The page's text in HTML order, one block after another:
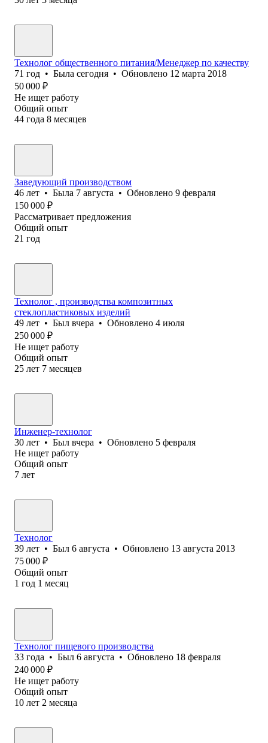
Технолог общественного питания/Менеджер по качеству
71 год • Была сегодня • Обновлено 12 марта 2018
50 000 ₽
Не ищет работу
Общий опыт
44 года 8 месяцев
Заведующий производством
46 лет • Была 7 августа • Обновлено 9 февраля
150 000 ₽
Рассматривает предложения
Общий опыт
21 год
Технолог , производства композитных
стеклопластиковых изделий
49 лет • Был вчера • Обновлено 4 июля
250 000 ₽
Не ищет работу
Общий опыт
25 лет 7 месяцев
Инженер-технолог
30 лет • Был вчера • Обновлено 5 февраля
Не ищет работу
Общий опыт
7 лет
Технолог
39 лет • Был 6 августа • Обновлено 13 августа 2013
75 000 ₽
Общий опыт
1 год 1 месяц
Технолог пищевого производства
33 года • Был 6 августа • Обновлено 18 февраля
240 000 ₽
Не ищет работу
Общий опыт
10 лет 2 месяца